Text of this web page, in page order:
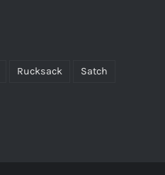
Rucksack Satch